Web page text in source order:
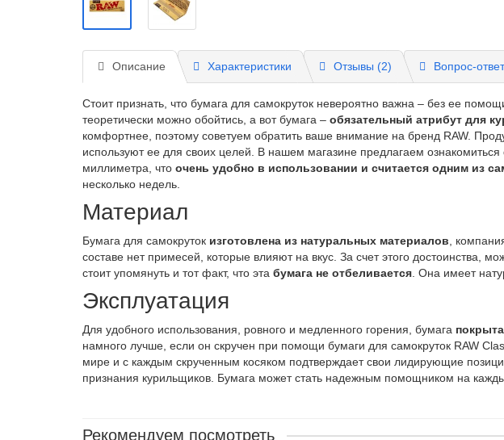
Описание Характеристики Отзывы (2) Вопрос-
Стоит признать, что бумага для самокруток невероятно важна – без ее
теоретически можно обойтись, а вот бумага – обязательный атрибут для
комфортнее, поэтому советуем обратить ваше внимание на бренд RAW.
используют ее для своих целей. В нашем магазине предлагаем
миллиметра, что очень удобно в использовании и считается одним из
несколько недель.
Материал
Бумага для самокруток изготовлена из натуральных материалов ,
составе нет примесей, которые влияют на вкус. За счет этого достоинства,
стоит упомянуть и тот факт, что эта бумага не отбеливается . Она имеет
Эксплуатация
Для удобного использования, ровного и медленного горения, бумага
намного лучше, если он скручен при помощи бумаги для самокруток RAW
мире и с каждым скрученным косяком подтверждает свои лидирующие
признания курильщиков. Бумага может стать надежным помощником на
Рекомендуем посмотреть